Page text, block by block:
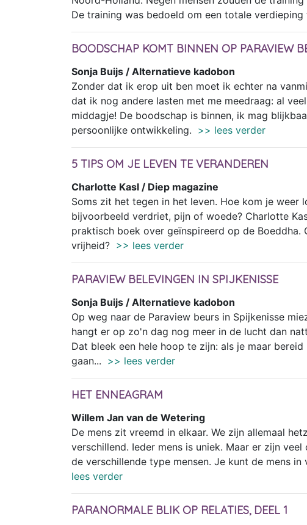
De training was bedoeld om een totale
BOODSCHAP KOMT BINNEN OP PARAVIEW
Sonja Buijs / Alternatieve kadobon
Zonder dat ik erop uit ben moet ik echter na
dat ik nog andere lasten met me meedraag: al
middagje! De boodschap is binnen, ik mag
persoonlijke ontwikkeling. >> lees verder
5 TIPS OM JE LEVEN TE VERANDEREN
Charlotte Kasl / Diep magazine
Soms zit het tegen in het leven. Hoe kom je weer
bijvoorbeeld verdriet, pijn of woede? Charlotte
praktisch boek over geïnspireerd op de Boeddha.
vrijheid? >> lees verder
PARAVIEW BELEVINGEN IN SPIJKENISSE
Sonja Buijs / Alternatieve kadobon
Op weg naar de Paraview beurs in Spijkenisse
hangt er op zo'n dag nog meer in de lucht dan
Dat bleek een hele hoop te zijn: als je maar
gaan... >> lees verder
HET ENNEAGRAM
Willem Jan van de Wetering
De mens zit vreemd in elkaar. We zijn allemaal
verschillend. Ieder mens is uniek. Maar er zijn
de verschillende type mensen. Je kunt de mens
lees verder
PARANORMALE BLIK OP RELATIES, DEEL 1